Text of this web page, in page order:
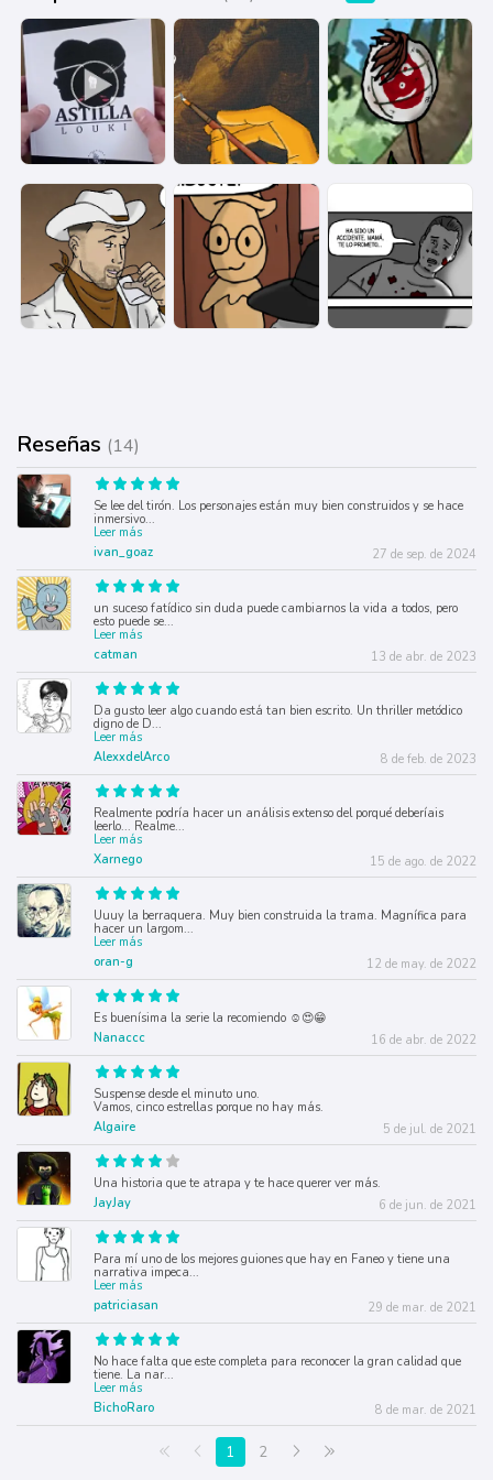
Reseñas (14)
Se lee del tirón. Los personajes están muy bien construidos y se hace
inmersivo...
Leer más
ivan_goaz
27 de sep. de 2024
un suceso fatídico sin duda puede cambiarnos la vida a todos, pero
esto puede se...
Leer más
catman
13 de abr. de 2023
Da gusto leer algo cuando está tan bien escrito. Un thriller metódico
digno de D...
Leer más
AlexxdelArco
8 de feb. de 2023
Realmente podría hacer un análisis extenso del porqué deberíais
leerlo... Realme...
Leer más
Xarnego
15 de ago. de 2022
Uuuy la berraquera. Muy bien construida la trama. Magnífica para
hacer un largom...
Leer más
oran-g
12 de may. de 2022
Es buenísima la serie la recomiendo ☺️😍😁
Nanaccc
16 de abr. de 2022
Suspense desde el minuto uno.
Vamos, cinco estrellas porque no hay más.
Algaire
5 de jul. de 2021
Una historia que te atrapa y te hace querer ver más.
JayJay
6 de jun. de 2021
Para mí uno de los mejores guiones que hay en Faneo y tiene una
narrativa impeca...
Leer más
patriciasan
29 de mar. de 2021
No hace falta que este completa para reconocer la gran calidad que
tiene. La nar...
Leer más
BichoRaro
8 de mar. de 2021
Primera página
Anterior
1 2 Siguiente